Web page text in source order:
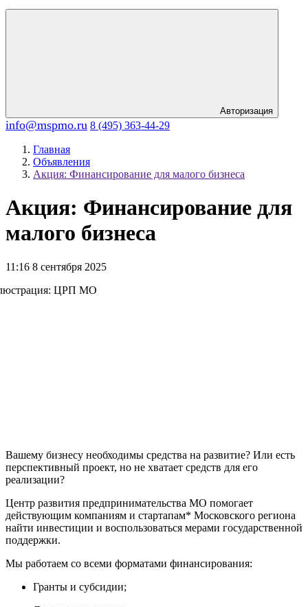
Авторизация
info@mspmo.ru 8 (495) 363-44-29
Главная
Объявления
Акция: Финансирование для малого бизнеса
Акция: Финансирование для
малого бизнеса
11:16 8 сентября 2025
Вашему бизнесу необходимы средства на развитие? Или есть
перспективный проект, но не хватает средств для его
реализации?
Центр развития предпринимательства МО помогает
действующим компаниям и стартапам* Московского региона
найти инвестиции и воспользоваться мерами государственной
поддержки.
Мы работаем со всеми форматами финансирования:
Гранты и субсидии;